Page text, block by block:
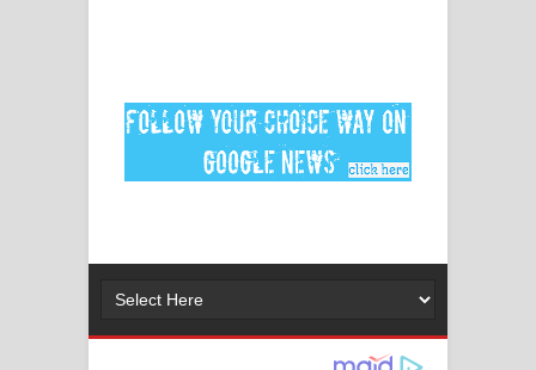
මනමාල කතා ගීතයේ පද පෙළ
Dai Dai Lyrics - Shakira, Burna Boy |
අම්මා ගීතයේ පද පෙළ